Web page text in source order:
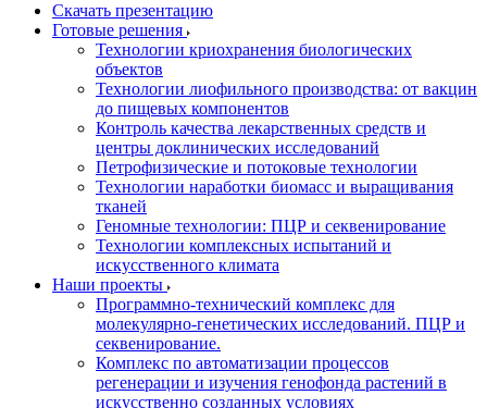
Скачать презентацию
Готовые решения
Технологии криохранения биологических
объектов
Технологии лиофильного производства: от вакцин
до пищевых компонентов
Контроль качества лекарственных средств и
центры доклинических исследований
Петрофизические и потоковые технологии
Технологии наработки биомасс и выращивания
тканей
Геномные технологии: ПЦР и секвенирование
Технологии комплексных испытаний и
искусственного климата
Наши проекты
Программно-технический комплекс для
молекулярно-генетических исследований. ПЦР и
секвенирование.
Комплекс по автоматизации процессов
регенерации и изучения генофонда растений в
искусственно созданных условиях